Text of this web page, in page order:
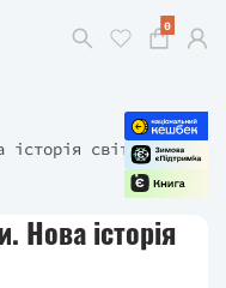
0
Нова історія